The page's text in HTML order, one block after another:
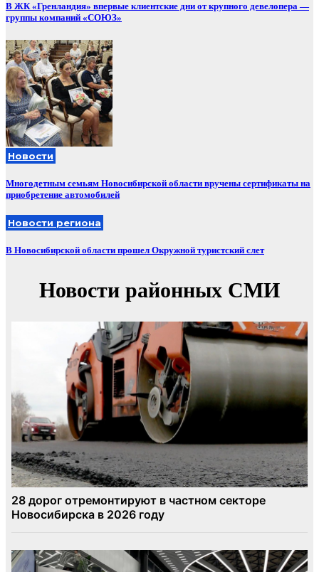
В ЖК «Гренландия» впервые клиентские дни от крупного девелопера —
группы компаний «СОЮЗ»
Новости
Многодетным семьям Новосибирской области вручены сертификаты на
приобретение автомобилей
Новости региона
В Новосибирской области прошел Окружной туристский слет